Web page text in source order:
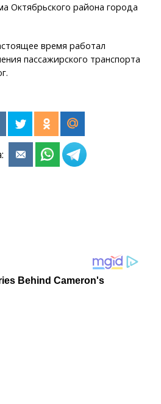
Октябрьского района города
время работал
пассажирского транспорта